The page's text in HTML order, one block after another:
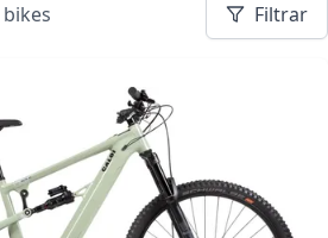
bikes Filtrar